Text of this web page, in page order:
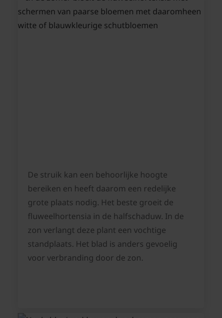
De struik kan een behoorlijke hoogte
bereiken en heeft daarom een redelijke
grote plaats nodig. Het beste groeit de
fluweelhortensia in de halfschaduw. In de
zon verlangt deze plant een vochtige
standplaats. Het blad is anders gevoelig
voor verbranding door de zon.